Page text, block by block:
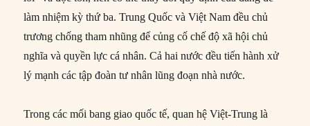
làm nhiệm kỳ thứ ba. Trung Quốc và Việt Nam đều chủ
trương chống tham nhũng để củng cố chế độ xã hội chủ
nghĩa và quyền lực cá nhân. Cả hai nước đều tiến hành xử
lý mạnh các tập đoàn tư nhân lũng đoạn nhà nước.
Trong các mối bang giao quốc tế, quan hệ Việt-Trung là